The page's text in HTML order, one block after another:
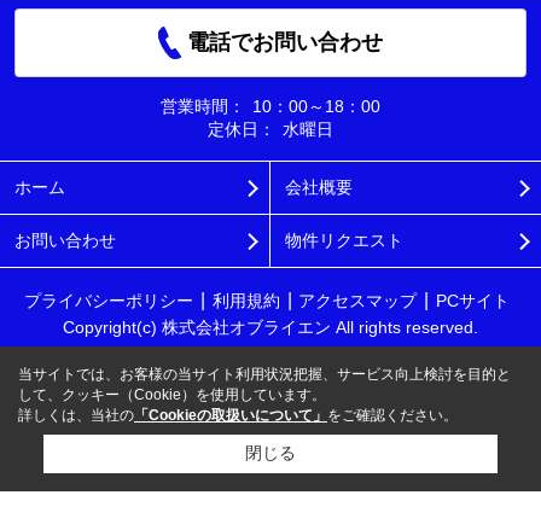
電話でお問い合わせ
営業時間：
10：00～18：00
定休日：
水曜日
ホーム 会社概要
お問い合わせ 物件リクエスト
プライバシーポリシー 利用規約 アクセスマップ
PCサイト
Copyright(c) 株式会社オブライエン All rights reserved.
当サイトでは、お客様の当サイト利用状況把握、サービス向上検討を目的と
して、クッキー（Cookie）を使用しています。
詳しくは、当社の 「Cookieの取扱いについて」 をご確認ください。
閉じる